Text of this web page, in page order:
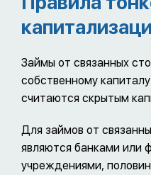
Займы от связанных
собственному
считаются скрытым
Для займов от
являются банками или
учреждениями,